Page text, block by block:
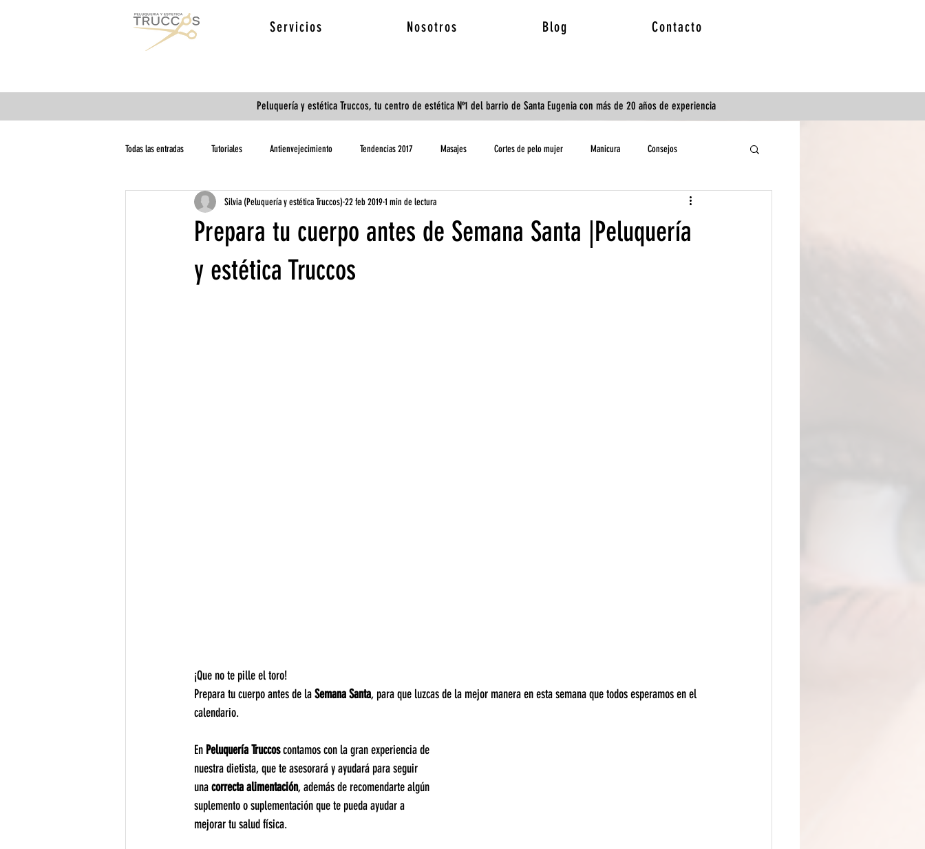
Servicios Nosotros Blog Contacto
Peluquería y estética Truccos, tu centro de estética Nº1 del barrio de Santa Eugenia con más de 20 años de experiencia
Todas las entradas Tutoriales Antienvejecimiento Tendencias 2017 Masajes Cortes de pelo mujer Manicura Consejos
Comunicados cabello Rayos Uva Tratamientos Depilación
Prepara tu cuerpo antes de Semana Santa |Peluquería
y estética Truccos
Silvia (Peluquería y estética Truccos)22 feb 20191 min de lectura
¡Que no te pille el toro!
Prepara tu cuerpo antes de la Semana Santa, para que luzcas de la mejor manera en esta semana que todos esperamos en el
calendario.
En Peluquería Truccos contamos con la gran experiencia de
nuestra dietista, que te asesorará y ayudará para seguir
una correcta alimentación, además de recomendarte algún
suplemento o suplementación que te pueda ayudar a
mejorar tu salud física.